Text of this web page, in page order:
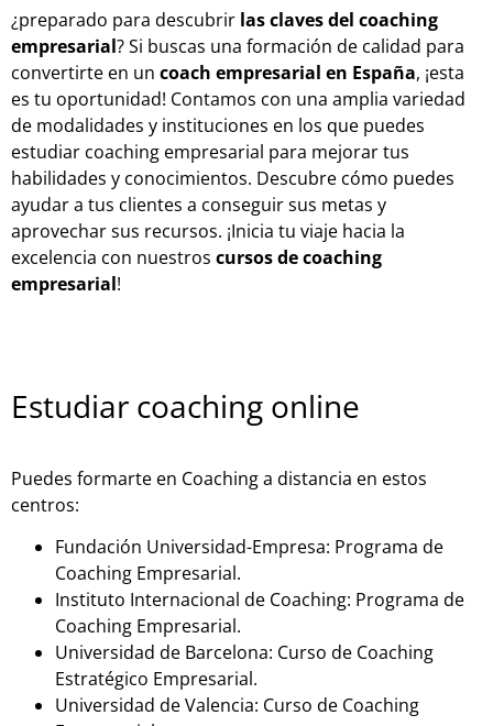
¿preparado para descubrir las claves del coaching
empresarial? Si buscas una formación de calidad para
convertirte en un coach empresarial en España, ¡esta
es tu oportunidad! Contamos con una amplia variedad
de modalidades y instituciones en los que puedes
estudiar coaching empresarial para mejorar tus
habilidades y conocimientos. Descubre cómo puedes
ayudar a tus clientes a conseguir sus metas y
aprovechar sus recursos. ¡Inicia tu viaje hacia la
excelencia con nuestros cursos de coaching
empresarial!
Estudiar coaching online
Puedes formarte en Coaching a distancia en estos
centros:
Fundación Universidad-Empresa: Programa de
Coaching Empresarial.
Instituto Internacional de Coaching: Programa de
Coaching Empresarial.
Universidad de Barcelona: Curso de Coaching
Estratégico Empresarial.
Universidad de Valencia: Curso de Coaching